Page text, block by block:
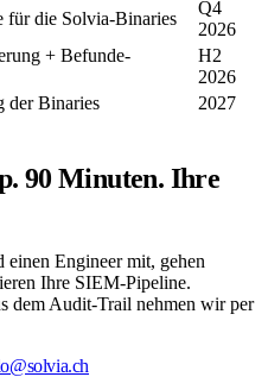
die Solvia-Binaries
Q4
2026
+ Befunde-
H2
2026
der Binaries
2027
90 Minuten. Ihre
Engineer mit, gehen
Ihre SIEM-Pipeline.
dem Audit-Trail nehmen wir per